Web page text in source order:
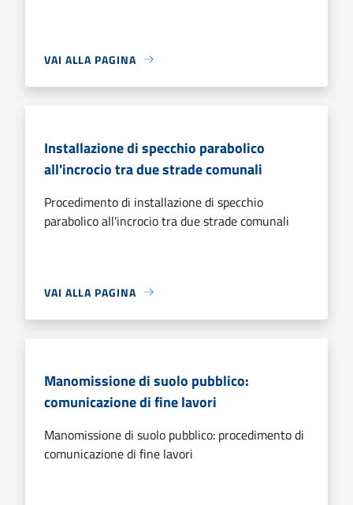
VAI ALLA PAGINA
Installazione di specchio parabolico
all'incrocio tra due strade comunali
Procedimento di installazione di specchio
parabolico all'incrocio tra due strade comunali
VAI ALLA PAGINA
Manomissione di suolo pubblico:
comunicazione di fine lavori
Manomissione di suolo pubblico: procedimento di
comunicazione di fine lavori